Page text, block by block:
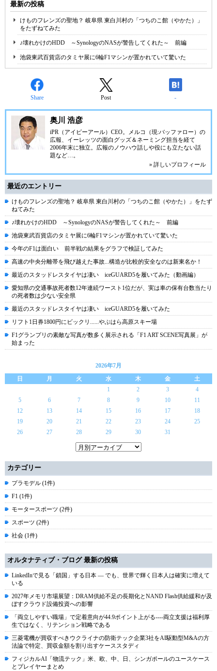
最新の投稿
けものフレンズの聖地？ 岐阜県 東白川村の「つちのこ館（やかた）」
をたずねてみた
♪壊れかけのHDD ～SynologyのNASが警告してくれた～ 前編
池袋東武百貨店のタミヤ展に6輪F1マシンが置かれていて驚いた
Share Post -
奥川 浩彦
iPR（アイピーアール） CEO。メルコ（現:バッファロー）の
広報、イーレッツの面白グッズ＆ネーミング担当を経て
2006年末に独立。広報のノウハウ話しや役にも立たない話
題など…。
» 詳しいプロフィール
最近のエントリー
けものフレンズの聖地？ 岐阜県 東白川村の「つちのこ館（やかた）」をたず
ねてみた
♪壊れかけのHDD ～SynologyのNASが警告してくれた～ 前編
池袋東武百貨店のタミヤ展に6輪F1マシンが置かれていて驚いた
今年のF1は面白い 前半戦の結果をグラフで検証してみた
高速の中央分離帯を飛び越えた事故...構造が比較的安全なのは新東名か！
最近のスタッドレスタイヤは凄い iceGUARD5を履いてみた（動画編）
愛知県の交通事故死者数12年連続ワースト1位だが、実は車の保有台数当たり
の死者数は少ない安全県
最近のスタッドレスタイヤは凄い iceGUARD5を履いてみた
リフト1日券1800円にビックリ......やぶはら高原スキー場
F1グランプリの素敵な写真が数多く展示される「F1 ART SCENE写真展」が
始まった
2026年7月
日
月 火 水 木 金
土
1
2 3
4
5
6 7 8 9 10
11
12
13 14 15 16 17
18
19
20 21 22 23 24
25
26
27 28 29 30 31
カテゴリー
プラモデル (1件)
F1 (1件)
モータースポーツ (2件)
スポーツ (2件)
社会 (1件)
オルタナティブ・ブログ 最新の投稿
LinkedInで見る「鎖国」する日本 ― でも、世界で輝く日本人は確実に増えて
いる
2027年メモリ市場展望：DRAM供給不足の長期化とNAND Flash供給緩和が及
ぼすクラウド設備投資への影響
「両立しやすい職場」で定着意向が44.9ポイント上がる----両立支援は福利厚
生ではなく、リテンション戦略である
三菱電機が買収すべきウクライナの防衛テック企業3社をAI駆動型M&Aの方
法論で特定、買収金額を割り出すケーススタディ
フィジカルAI「物流テック」米、欧、中、日、シンガポールのユースケース
とプレイヤーまとめ